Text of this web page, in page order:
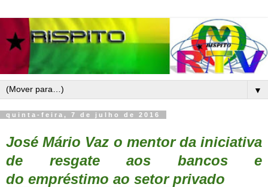
▼
quinta-feira, 7 de julho de 2016
José Mário Vaz o mentor da iniciativa
de resgate aos bancos e
do empréstimo ao setor privado